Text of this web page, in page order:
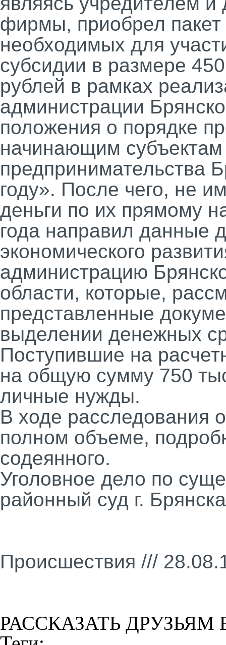
фирмы, приобрел
необходимых для
субсидии в размере
рублей в рамках
администрации
положения о порядке
начинающим субъектам
предпринимательства
году». После чего, не
деньги по их прямому
года направил данные
экономического
администрацию
области, которые,
представленные
выделении денежных
Поступившие на
на общую сумму 750
личные нужды.
В ходе расследования
полном объеме,
содеянного.
Уголовное дело по
районный суд г.
Происшествия ///
РАССКАЗАТЬ ДРУЗЬЯМ